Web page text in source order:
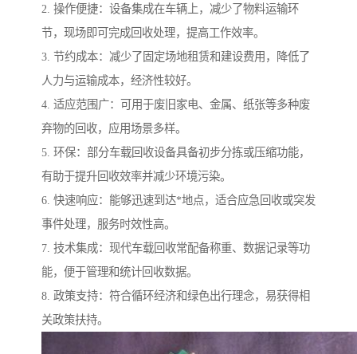
2. 操作便捷：设备集成在车辆上，减少了物料运输环
节，现场即可完成回收处理，提高工作效率。
3. 节约成本：减少了固定场地租赁和建设费用，降低了
人力与运输成本，经济性较好。
4. 适应范围广：可用于废旧家电、金属、纸张等多种废
弃物的回收，应用场景多样。
5. 环保：部分车载回收设备具备初步分拣或压缩功能，
有助于提升回收效率并减少环境污染。
6. 快速响应：能够迅速到达*地点，适合应急回收或突发
事件处理，服务时效性高。
7. 技术集成：现代车载回收常配备称重、数据记录等功
能，便于管理和统计回收数据。
8. 政策支持：符合循环经济和绿色出行理念，易获得相
关政策扶持。